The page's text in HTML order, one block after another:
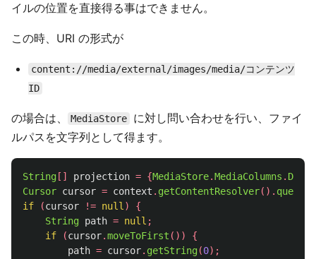
イルの位置を直接得る事はできません。
この時、URI の形式が
content://media/external/images/media/コンテンツ
ID
の場合は、 MediaStore
に対し問い合わせを行い、ファイ
ルパスを文字列として得ます。
String [] projection = {MediaStore.MediaColumns . DATA
Cursor cursor = context . getContentResolver(). query
if
(cursor != null )
{
String path = null ;
if
(cursor.moveToFirst ())
{
path = cursor. getString(0);